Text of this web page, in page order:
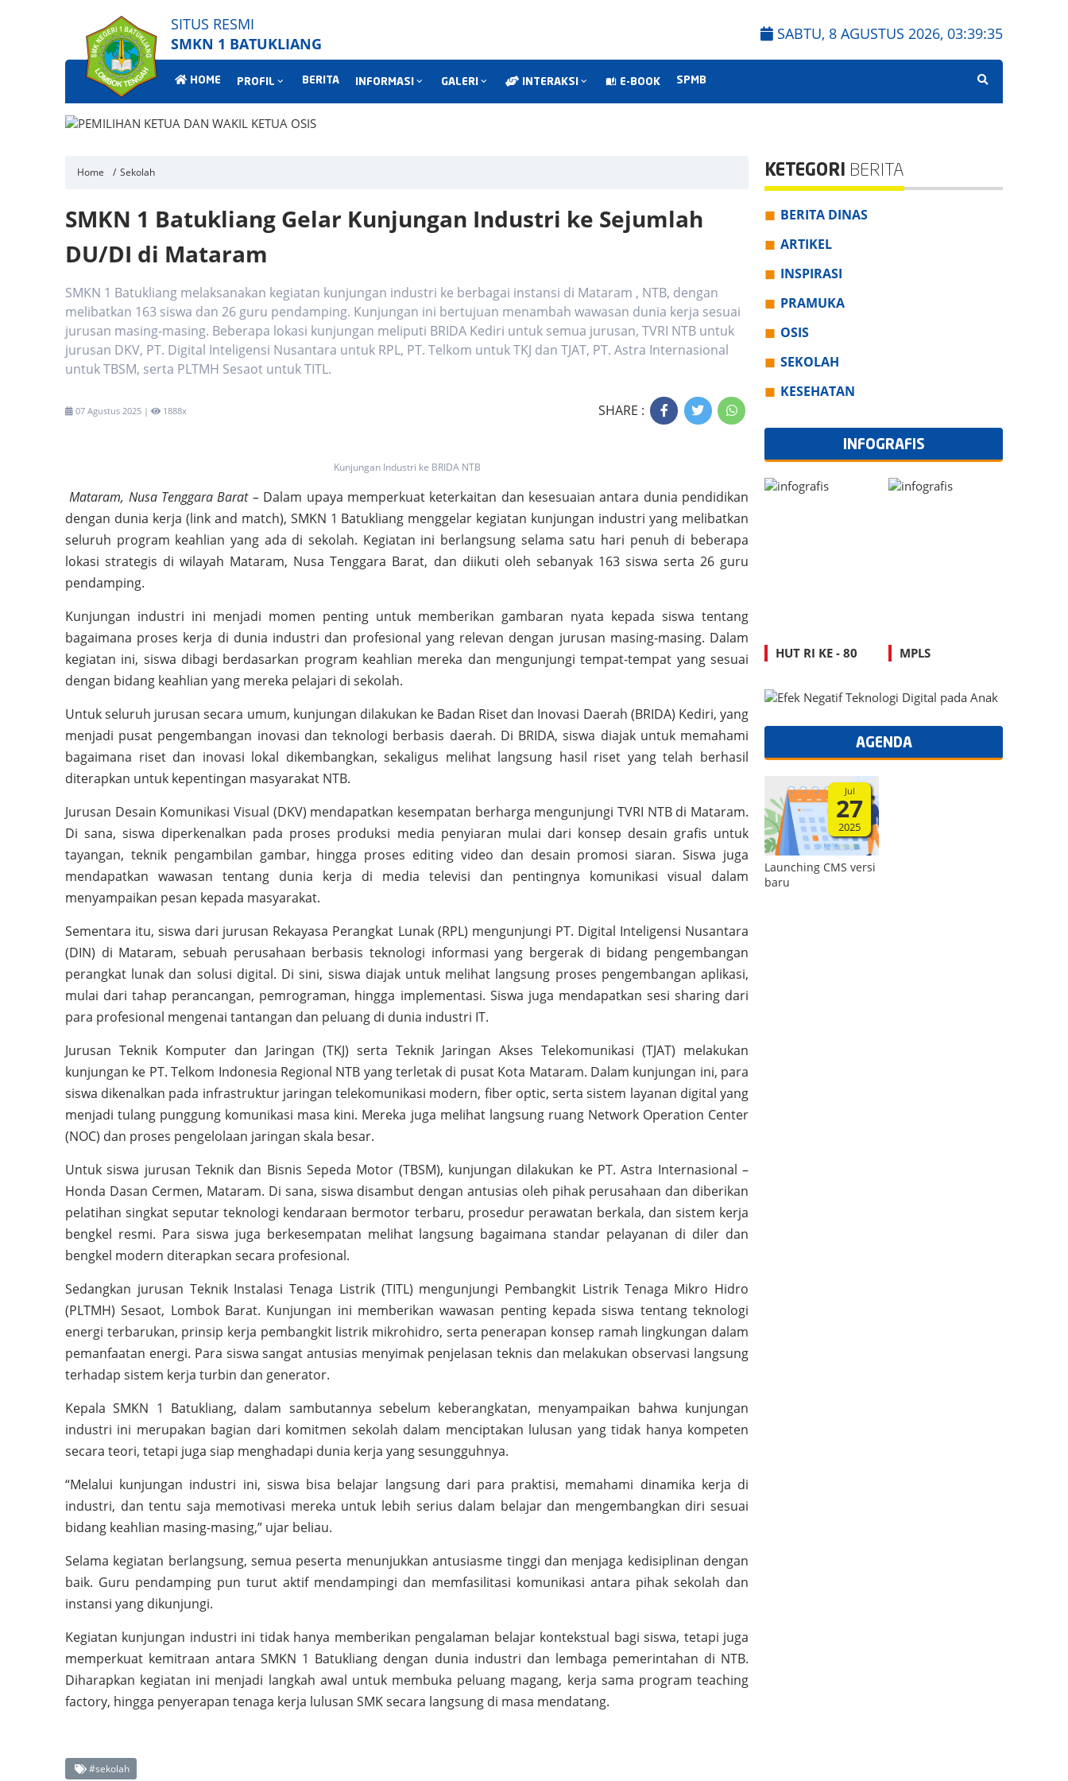
SITUS RESMI
SMKN 1 BATUKLIANG
SABTU, 8 AGUSTUS 2026, 03:39:36
HOME PROFIL BERITA INFORMASI GALERI INTERAKSI E-BOOK SPMB
Home Sekolah
SMKN 1 Batukliang Gelar Kunjungan Industri ke Sejumlah
DU/DI di Mataram
SMKN 1 Batukliang melaksanakan kegiatan kunjungan industri ke berbagai instansi di Mataram , NTB, dengan
melibatkan 163 siswa dan 26 guru pendamping. Kunjungan ini bertujuan menambah wawasan dunia kerja sesuai
jurusan masing-masing. Beberapa lokasi kunjungan meliputi BRIDA Kediri untuk semua jurusan, TVRI NTB untuk
jurusan DKV, PT. Digital Inteligensi Nusantara untuk RPL, PT. Telkom untuk TKJ dan TJAT, PT. Astra Internasional
untuk TBSM, serta PLTMH Sesaot untuk TITL.
07 Agustus 2025 | 1888x SHARE :
Kunjungan Industri ke BRIDA NTB
Mataram, Nusa Tenggara Barat – Dalam upaya memperkuat keterkaitan dan kesesuaian antara dunia pendidikan
dengan dunia kerja (link and match), SMKN 1 Batukliang menggelar kegiatan kunjungan industri yang melibatkan
seluruh program keahlian yang ada di sekolah. Kegiatan ini berlangsung selama satu hari penuh di beberapa
lokasi strategis di wilayah Mataram, Nusa Tenggara Barat, dan diikuti oleh sebanyak 163 siswa serta 26 guru
pendamping.
Kunjungan industri ini menjadi momen penting untuk memberikan gambaran nyata kepada siswa tentang
bagaimana proses kerja di dunia industri dan profesional yang relevan dengan jurusan masing-masing. Dalam
kegiatan ini, siswa dibagi berdasarkan program keahlian mereka dan mengunjungi tempat-tempat yang sesuai
dengan bidang keahlian yang mereka pelajari di sekolah.
Untuk seluruh jurusan secara umum, kunjungan dilakukan ke Badan Riset dan Inovasi Daerah (BRIDA) Kediri, yang
menjadi pusat pengembangan inovasi dan teknologi berbasis daerah. Di BRIDA, siswa diajak untuk memahami
bagaimana riset dan inovasi lokal dikembangkan, sekaligus melihat langsung hasil riset yang telah berhasil
diterapkan untuk kepentingan masyarakat NTB.
Jurusan Desain Komunikasi Visual (DKV) mendapatkan kesempatan berharga mengunjungi TVRI NTB di Mataram.
Di sana, siswa diperkenalkan pada proses produksi media penyiaran mulai dari konsep desain grafis untuk
tayangan, teknik pengambilan gambar, hingga proses editing video dan desain promosi siaran. Siswa juga
mendapatkan wawasan tentang dunia kerja di media televisi dan pentingnya komunikasi visual dalam
menyampaikan pesan kepada masyarakat.
Sementara itu, siswa dari jurusan Rekayasa Perangkat Lunak (RPL) mengunjungi PT. Digital Inteligensi Nusantara
(DIN) di Mataram, sebuah perusahaan berbasis teknologi informasi yang bergerak di bidang pengembangan
perangkat lunak dan solusi digital. Di sini, siswa diajak untuk melihat langsung proses pengembangan aplikasi,
mulai dari tahap perancangan, pemrograman, hingga implementasi. Siswa juga mendapatkan sesi sharing dari
para profesional mengenai tantangan dan peluang di dunia industri IT.
Jurusan Teknik Komputer dan Jaringan (TKJ) serta Teknik Jaringan Akses Telekomunikasi (TJAT) melakukan
kunjungan ke PT. Telkom Indonesia Regional NTB yang terletak di pusat Kota Mataram. Dalam kunjungan ini, para
siswa dikenalkan pada infrastruktur jaringan telekomunikasi modern, fiber optic, serta sistem layanan digital yang
menjadi tulang punggung komunikasi masa kini. Mereka juga melihat langsung ruang Network Operation Center
(NOC) dan proses pengelolaan jaringan skala besar.
Untuk siswa jurusan Teknik dan Bisnis Sepeda Motor (TBSM), kunjungan dilakukan ke PT. Astra Internasional –
Honda Dasan Cermen, Mataram. Di sana, siswa disambut dengan antusias oleh pihak perusahaan dan diberikan
pelatihan singkat seputar teknologi kendaraan bermotor terbaru, prosedur perawatan berkala, dan sistem kerja
bengkel resmi. Para siswa juga berkesempatan melihat langsung bagaimana standar pelayanan di diler dan
bengkel modern diterapkan secara profesional.
Sedangkan jurusan Teknik Instalasi Tenaga Listrik (TITL) mengunjungi Pembangkit Listrik Tenaga Mikro Hidro
(PLTMH) Sesaot, Lombok Barat. Kunjungan ini memberikan wawasan penting kepada siswa tentang teknologi
energi terbarukan, prinsip kerja pembangkit listrik mikrohidro, serta penerapan konsep ramah lingkungan dalam
pemanfaatan energi. Para siswa sangat antusias menyimak penjelasan teknis dan melakukan observasi langsung
terhadap sistem kerja turbin dan generator.
Kepala SMKN 1 Batukliang, dalam sambutannya sebelum keberangkatan, menyampaikan bahwa kunjungan
industri ini merupakan bagian dari komitmen sekolah dalam menciptakan lulusan yang tidak hanya kompeten
secara teori, tetapi juga siap menghadapi dunia kerja yang sesungguhnya.
“Melalui kunjungan industri ini, siswa bisa belajar langsung dari para praktisi, memahami dinamika kerja di
industri, dan tentu saja memotivasi mereka untuk lebih serius dalam belajar dan mengembangkan diri sesuai
bidang keahlian masing-masing,” ujar beliau.
Selama kegiatan berlangsung, semua peserta menunjukkan antusiasme tinggi dan menjaga kedisiplinan dengan
baik. Guru pendamping pun turut aktif mendampingi dan memfasilitasi komunikasi antara pihak sekolah dan
instansi yang dikunjungi.
Kegiatan kunjungan industri ini tidak hanya memberikan pengalaman belajar kontekstual bagi siswa, tetapi juga
memperkuat kemitraan antara SMKN 1 Batukliang dengan dunia industri dan lembaga pemerintahan di NTB.
Diharapkan kegiatan ini menjadi langkah awal untuk membuka peluang magang, kerja sama program teaching
factory, hingga penyerapan tenaga kerja lulusan SMK secara langsung di masa mendatang.
#sekolah
KETEGORI BERITA
BERITA DINAS
ARTIKEL
INSPIRASI
PRAMUKA
OSIS
SEKOLAH
KESEHATAN
INFOGRAFIS
HUT RI KE - 80 MPLS
AGENDA
Jul
27
2025
Launching CMS versi
baru